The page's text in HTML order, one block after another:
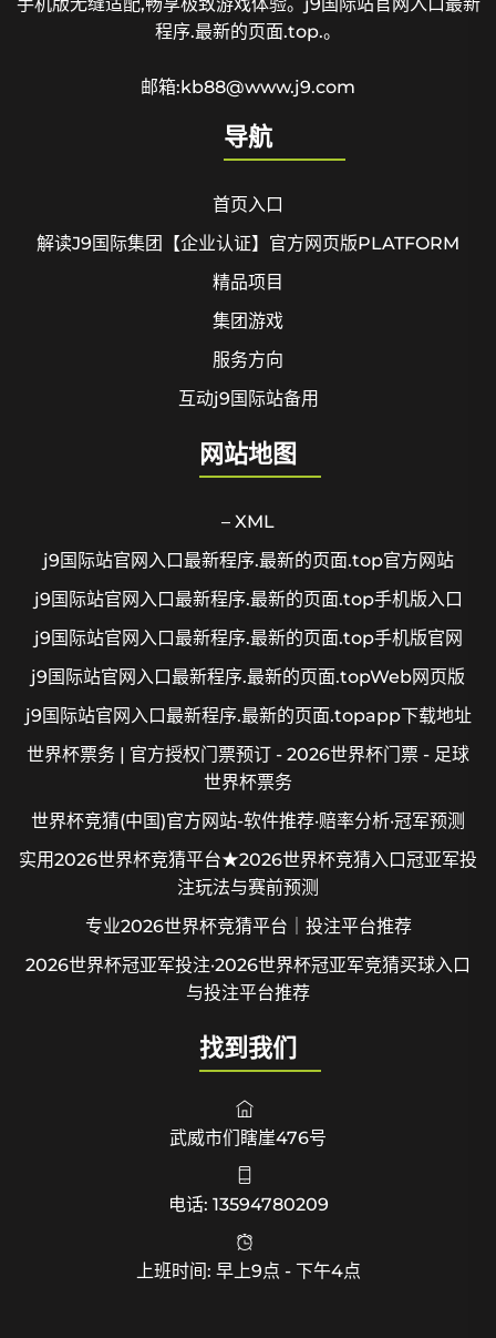
程序.最新的页面.top.。
邮箱:kb88@www.j9.com
导航
首页入口
解读J9国际集团【企业认证】官方网页版PLATFORM
精品项目
集团游戏
服务方向
互动j9国际站备用
网站地图
– XML
j9国际站官网入口最新程序.最新的页面.top官方网站
j9国际站官网入口最新程序.最新的页面.top手机版入口
j9国际站官网入口最新程序.最新的页面.top手机版官网
j9国际站官网入口最新程序.最新的页面.topWeb网页版
j9国际站官网入口最新程序.最新的页面.topapp下载地址
世界杯票务 | 官方授权门票预订 - 2026世界杯门票 - 足球
世界杯票务
世界杯竞猜(中国)官方网站-软件推荐·赔率分析·冠军预测
实用2026世界杯竞猜平台★2026世界杯竞猜入口冠亚军投
注玩法与赛前预测
专业2026世界杯竞猜平台｜投注平台推荐
2026世界杯冠亚军投注·2026世界杯冠亚军竞猜买球入口
与投注平台推荐
找到我们
武威市们瞎崖476号
电话: 13594780209
上班时间: 早上9点 - 下午4点